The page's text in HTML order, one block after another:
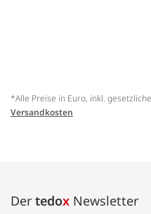
*Alle Preise in Euro, inkl.
Versandkosten
Der tedox Newsletter